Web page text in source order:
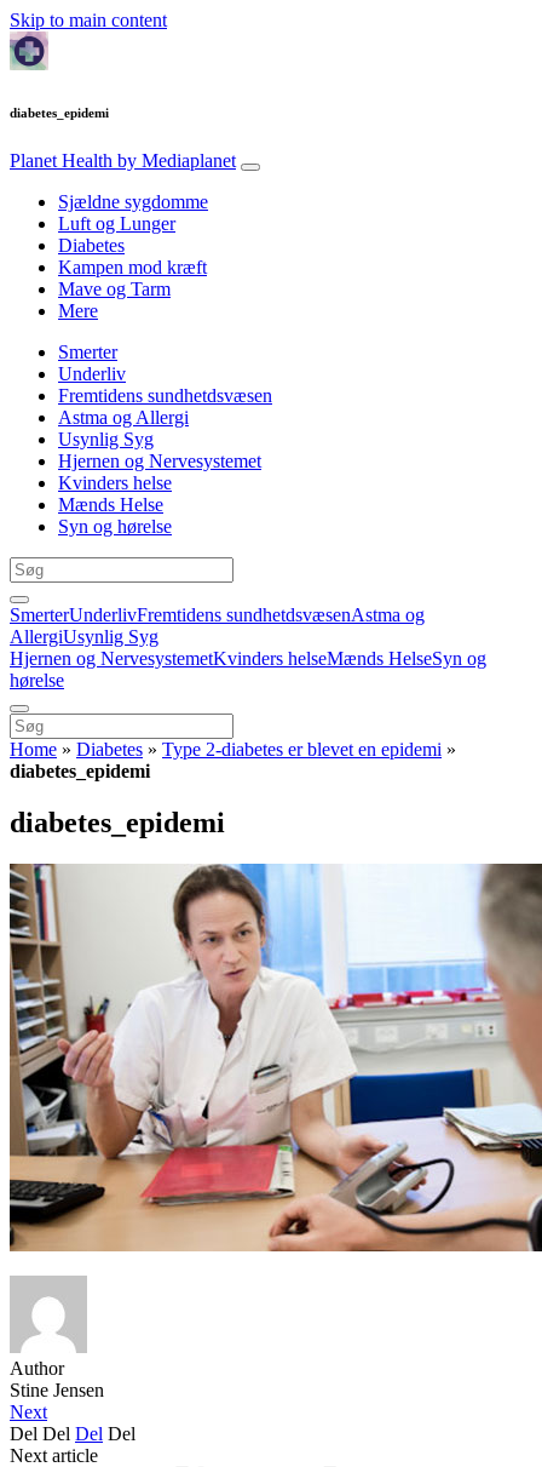
Skip to main content
diabetes_epidemi
Planet Health by Mediaplanet
Sjældne sygdomme
Luft og Lunger
Diabetes
Kampen mod kræft
Mave og Tarm
Mere
Smerter
Underliv
Fremtidens sundhetdsvæsen
Astma og Allergi
Usynlig Syg
Hjernen og Nervesystemet
Kvinders helse
Mænds Helse
Syn og hørelse
SmerterUnderlivFremtidens sundhetdsvæsenAstma og
AllergiUsynlig Syg
Hjernen og NervesystemetKvinders helseMænds HelseSyn og
hørelse
Home » Diabetes » Type 2-diabetes er blevet en epidemi »
diabetes_epidemi
diabetes_epidemi
Author
Stine Jensen
Next
Del Del Del Del
Next article